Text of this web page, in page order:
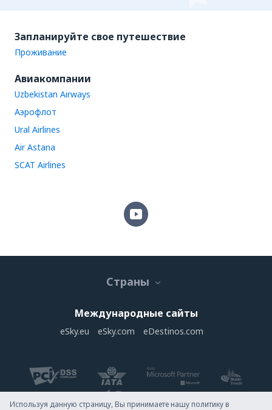
Запланируйте свое путешествие
Проживание
Авиакомпании
Uzbekistan Airways
Аэрофлот
Ural Airlines
Air Astana
SCAT Airlines
Страны
Международные сайты
eSky.eu eSky.com eDestinos.com
Используя данную страницу, Вы принимаете нашу политику в